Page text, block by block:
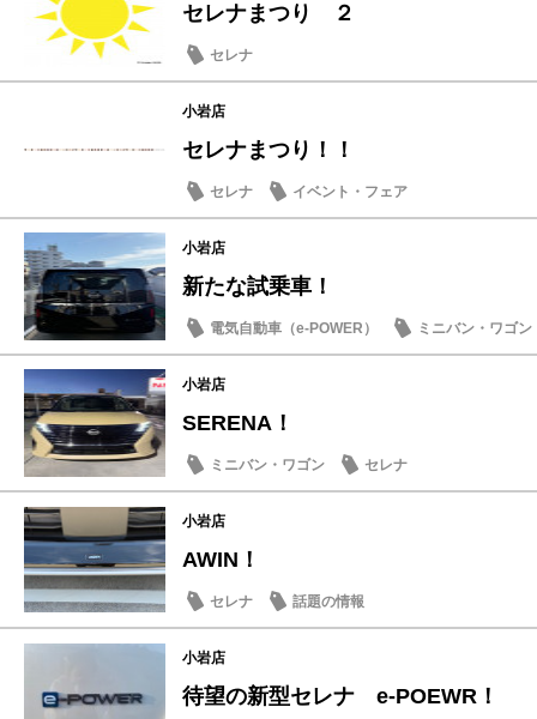
セレナまつり ２
セレナ
小岩店
セレナまつり！！
セレナ イベント・フェア
小岩店
新たな試乗車！
電気自動車（e-POWER） ミニバン・ワゴン
小岩店
SERENA！
ミニバン・ワゴン セレナ
小岩店
AWIN！
セレナ 話題の情報
小岩店
待望の新型セレナ e-POEWR！